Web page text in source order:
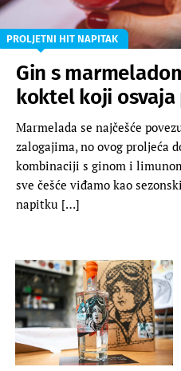
PROLJETNI HIT NAPITAK
Gin s
koktel koji osvaja
Marmelada se najčešće
zalogajima, no ovog proljeća
kombinaciji s ginom i
sve češće viđamo kao
napitku […]